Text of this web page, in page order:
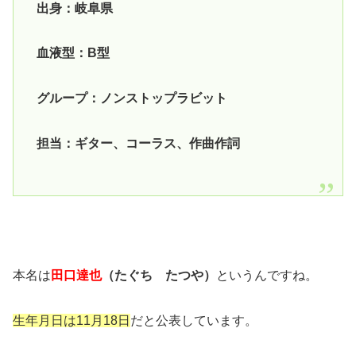
出身：岐阜県
血液型：B型
グループ：ノンストップラビット
担当：ギター、コーラス、作曲作詞
本名は 田口達也（たぐち たつや） というんですね。
生年月日は11月18日 だと公表しています。